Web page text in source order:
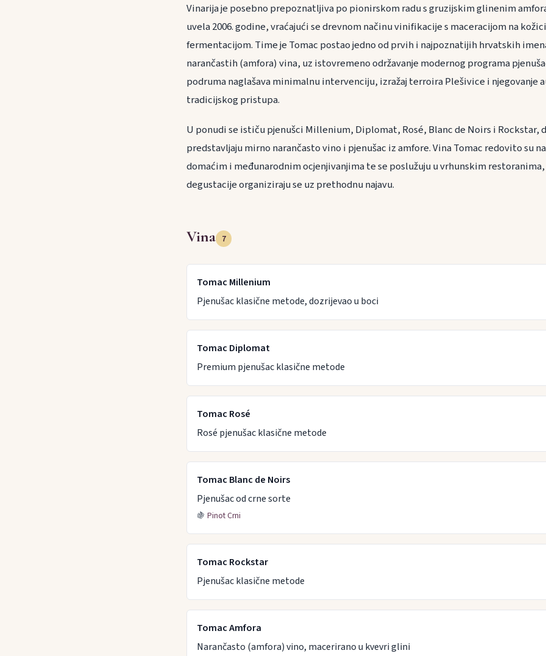
Vinarija je posebno prepoznatljiva po pionirskom radu s gruzijskim glinenim
uvela 2006. godine, vraćajući se drevnom načinu vinifikacije s maceracijom na
fermentacijom. Time je Tomac postao jedno od prvih i najpoznatijih hrvatskih
narančastih (amfora) vina, uz istovremeno održavanje modernog programa
podruma naglašava minimalnu intervenciju, izražaj terroira Plešivice i njegovanje
tradicijskog pristupa.
U ponudi se ističu pjenušci Millenium, Diplomat, Rosé, Blanc de Noirs i Rockstar,
predstavljaju mirno narančasto vino i pjenušac iz amfore. Vina Tomac redovito su
domaćim i međunarodnim ocjenjivanjima te se poslužuju u vrhunskim
degustacije organiziraju se uz prethodnu najavu.
Vina 7
Tomac Millenium
Pjenušac klasične metode, dozrijevao u boci
Tomac Diplomat
Premium pjenušac klasične metode
Tomac Rosé
Rosé pjenušac klasične metode
Tomac Blanc de Noirs
Pjenušac od crne sorte
🍇 Pinot Crni
Tomac Rockstar
Pjenušac klasične metode
Tomac Amfora
Narančasto (amfora) vino, macerirano u kvevri glini